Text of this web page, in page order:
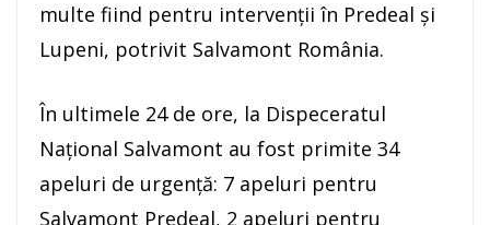
multe fiind pentru intervenţii în Predeal şi
Lupeni, potrivit Salvamont România.
În ultimele 24 de ore, la Dispeceratul
Naţional Salvamont au fost primite 34
apeluri de urgenţă: 7 apeluri pentru
Salvamont Predeal, 2 apeluri pentru